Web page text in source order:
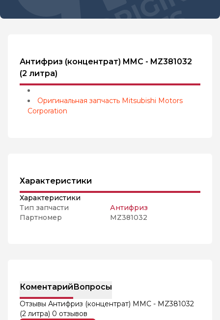
Антифриз (концентрат) MMC - MZ381032
(2 литра)
Оригинальная запчасть Mitsubishi Motors
Corporation
Характеристики
Характеристики
Тип запчасти
Антифриз
Партномер
MZ381032
КоментарийВопросы
Отзывы Антифриз (концентрат) MMC - MZ381032
(2 литра) 0 отзывов